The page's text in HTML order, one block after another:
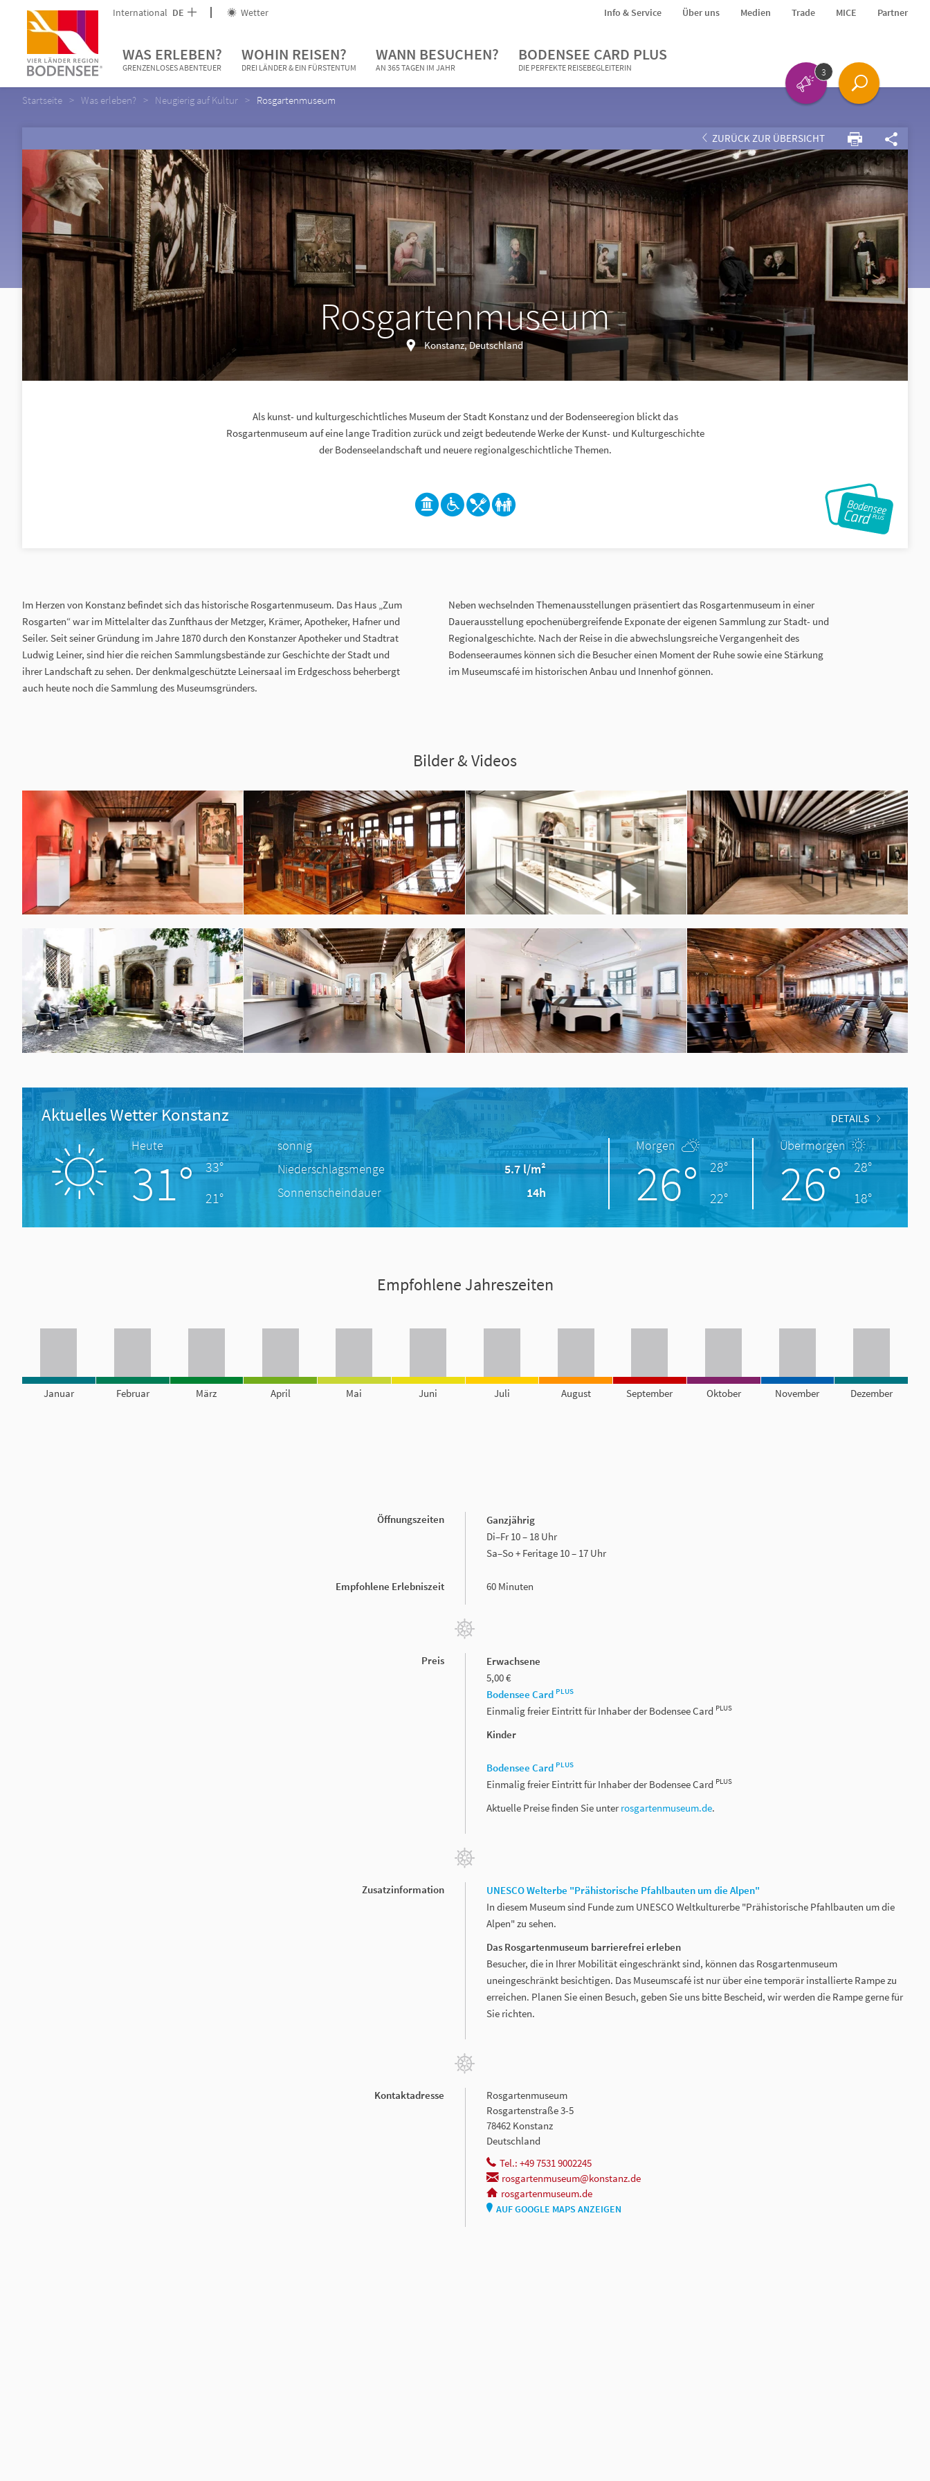
International DE Wetter Info & Service Über uns Medien Trade MICE Partner
WAS ERLEBEN?
GRENZENLOSES ABENTEUER
WOHIN REISEN?
DREI LÄNDER & EIN FÜRSTENTUM
WANN BESUCHEN?
AN 365 TAGEN IM JAHR
BODENSEE CARD PLUS
DIE PERFEKTE REISEBEGLEITERIN 3
Startseite Was erleben? Neugierig auf Kultur Rosgartenmuseum
ZURÜCK ZUR ÜBERSICHT
Rosgartenmuseum
Konstanz, Deutschland
Als kunst- und kulturgeschichtliches Museum der Stadt Konstanz und der Bodenseeregion blickt das
Rosgartenmuseum auf eine lange Tradition zurück und zeigt bedeutende Werke der Kunst- und Kulturgeschichte
der Bodenseelandschaft und neuere regionalgeschichtliche Themen.
Im Herzen von Konstanz befindet sich das historische Rosgartenmuseum. Das Haus „Zum
Rosgarten“ war im Mittelalter das Zunfthaus der Metzger, Krämer, Apotheker, Hafner und
Seiler. Seit seiner Gründung im Jahre 1870 durch den Konstanzer Apotheker und Stadtrat
Ludwig Leiner, sind hier die reichen Sammlungsbestände zur Geschichte der Stadt und
ihrer Landschaft zu sehen. Der denkmalgeschützte Leinersaal im Erdgeschoss beherbergt
auch heute noch die Sammlung des Museumsgründers.
Neben wechselnden Themenausstellungen präsentiert das Rosgartenmuseum in einer
Dauerausstellung epochenübergreifende Exponate der eigenen Sammlung zur Stadt- und
Regionalgeschichte. Nach der Reise in die abwechslungsreiche Vergangenheit des
Bodenseeraumes können sich die Besucher einen Moment der Ruhe sowie eine Stärkung
im Museumscafé im historischen Anbau und Innenhof gönnen.
Bilder & Videos
Aktuelles Wetter Konstanz DETAILS
Heute
31°
33°
21°
sonnig
Niederschlagsmenge
5.7 l/m²
Sonnenscheindauer
14h
Morgen
26°
28°
22°
Übermorgen
26°
28°
18°
Empfohlene Jahreszeiten
Januar Februar März April Mai Juni Juli August September Oktober November Dezember
Öffnungszeiten
Ganzjährig
Di–Fr 10 – 18 Uhr
Sa–So + Feritage 10 – 17 Uhr
Empfohlene Erlebniszeit 60 Minuten
Preis
Erwachsene
5,00 €
Bodensee Card PLUS
Einmalig freier Eintritt für Inhaber der Bodensee Card PLUS
Kinder
Bodensee Card PLUS
Einmalig freier Eintritt für Inhaber der Bodensee Card PLUS
Aktuelle Preise finden Sie unterrosgartenmuseum.de.
Zusatzinformation
UNESCO Welterbe "Prähistorische Pfahlbauten um die Alpen"
In diesem Museum sind Funde zum UNESCO Weltkulturerbe "Prähistorische Pfahlbauten um die
Alpen" zu sehen.
Das Rosgartenmuseum barrierefrei erleben
Besucher, die in Ihrer Mobilität eingeschränkt sind, können das Rosgartenmuseum
uneingeschränkt besichtigen. Das Museumscafé ist nur über eine temporär installierte Rampe zu
erreichen. Planen Sie einen Besuch, geben Sie uns bitte Bescheid, wir werden die Rampe gerne für
Sie richten.
Kontaktadresse
Rosgartenmuseum
Rosgartenstraße 3-5
78462 Konstanz
Deutschland
Tel.: +49 7531 9002245
rosgartenmuseum@konstanz.de
rosgartenmuseum.de
AUF GOOGLE MAPS ANZEIGEN